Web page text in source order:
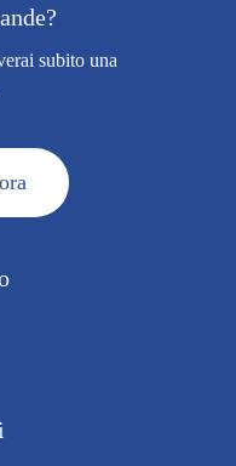
subito una
ora